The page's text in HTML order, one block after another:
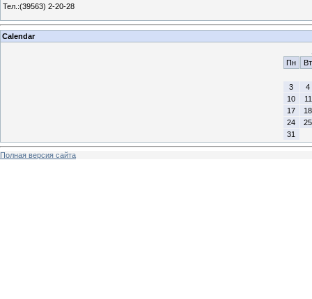
Тел.:(39563) 2-20-28
Calendar
Пн
Вт
3
4
10
11
17
18
24
25
31
Полная версия сайта